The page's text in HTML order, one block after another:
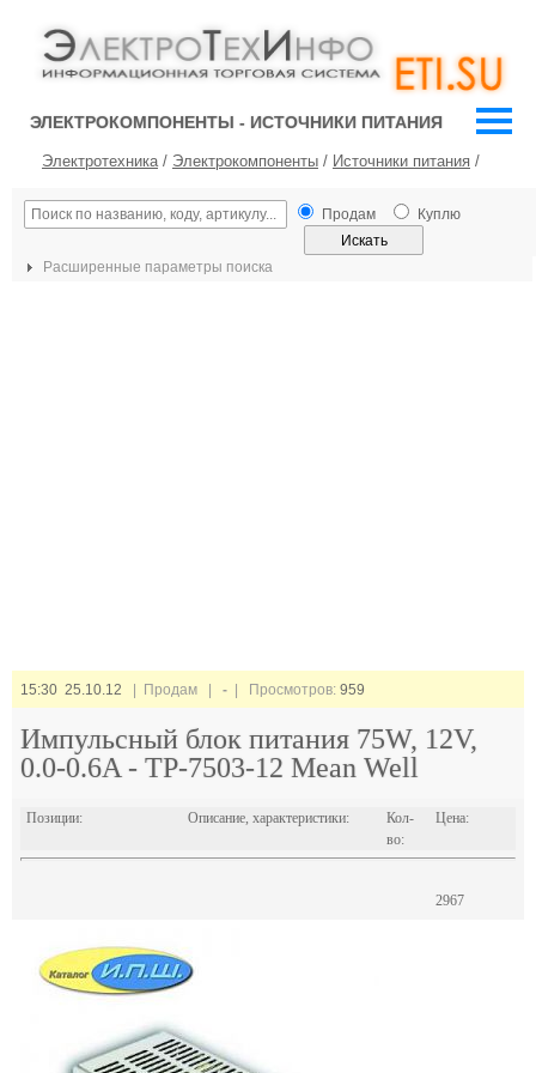
ЭЛЕКТРОКОМПОНЕНТЫ - ИСТОЧНИКИ ПИТАНИЯ
Электротехника/ Электрокомпоненты / Источники питания /
Продам Куплю
Расширенные параметры поиска
15:30 25.10.12 | Продам | - | Просмотров: 959
Импульсный блок питания 75W, 12V,
0.0-0.6A - TP-7503-12 Mean Well
Позиции: Описание, характеристики:
Кол-
во:
Цена:
2967